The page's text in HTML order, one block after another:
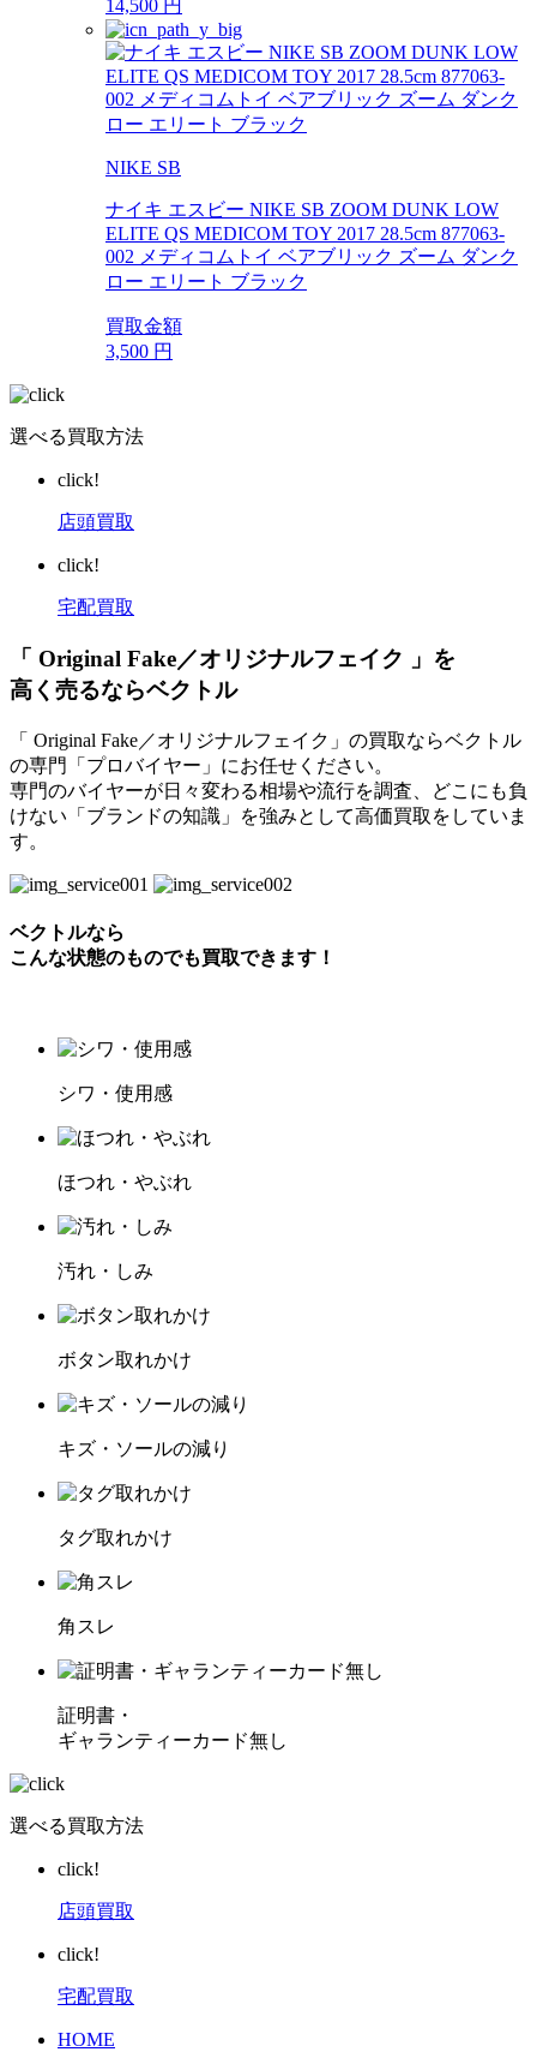
14,500 円
NIKE SB
ナイキ エスビー NIKE SB ZOOM DUNK LOW
ELITE QS MEDICOM TOY 2017 28.5cm 877063-
002 メディコムトイ ベアブリック ズーム ダンク
ロー エリート ブラック
買取金額
3,500 円
選べる買取方法
click!
店頭買取
click!
宅配買取
「 Original Fake／オリジナルフェイク 」を
高く売るならベクトル
「 Original Fake／オリジナルフェイク」の買取ならベクトル
の専門「プロバイヤー」にお任せください。
専門のバイヤーが日々変わる相場や流行を調査、どこにも負
けない「ブランドの知識」を強みとして高価買取をしていま
す。
ベクトルなら
こんな状態のものでも買取できます！
シワ・使用感
ほつれ・やぶれ
汚れ・しみ
ボタン取れかけ
キズ・ソールの減り
タグ取れかけ
角スレ
証明書・
ギャランティーカード無し
選べる買取方法
click!
店頭買取
click!
宅配買取
HOME